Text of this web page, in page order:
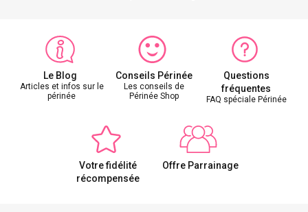
Le Blog
Articles et infos sur le
périnée
Conseils Périnée
Les conseils de
Périnée Shop
Questions
fréquentes
FAQ spéciale Périnée
Votre fidélité
récompensée
Offre Parrainage